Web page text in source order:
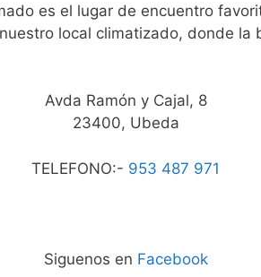
es el lugar de encuentro
local climatizado, donde la
Avda Ramón y Cajal, 8
23400, Ubeda
TELEFONO:- 953 487 971
Siguenos en Facebook